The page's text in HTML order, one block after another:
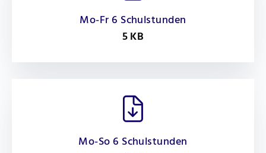
Mo-Fr 6 Schulstunden
5 KB
Mo-So 6 Schulstunden